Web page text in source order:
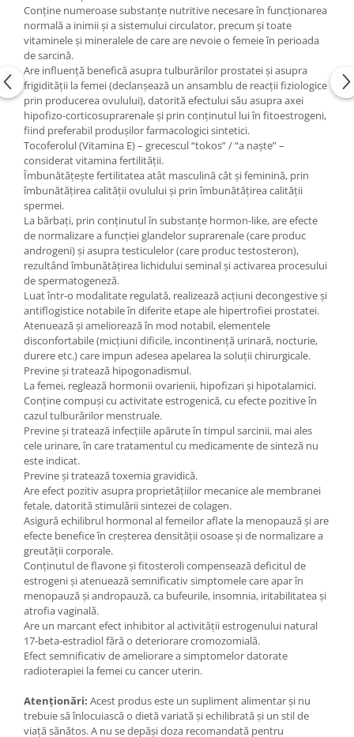
Conține numeroase substanțe nutritive necesare în funcționarea
normală a inimii și a sistemului circulator, precum și toate
vitaminele și mineralele de care are nevoie o femeie în perioada
de sarcină.
Are influență benefică asupra tulburărilor prostatei și asupra
frigidității la femei (declanșează un ansamblu de reacții fiziologice
prin producerea ovulului), datorită efectului său asupra axei
hipofizo-corticosuprarenale și prin conținutul lui în fitoestrogeni,
fiind preferabil produșilor farmacologici sintetici.
Tocoferolul (Vitamina E) – grecescul “tokos” / “a naște” –
considerat vitamina fertilității.
Îmbunătățește fertilitatea atât masculină cât şi feminină, prin
îmbunătățirea calității ovulului și prin îmbunătățirea calității
spermei.
La bărbaţi, prin conţinutul în substanţe hormon-like, are efecte
de normalizare a funcţiei glandelor suprarenale (care produc
androgeni) şi asupra testiculelor (care produc testosteron),
rezultând îmbunătățirea lichidului seminal și activarea procesului
de spermatogeneză.
Luat într-o modalitate regulată, realizează acțiuni decongestive și
antiflogistice notabile în diferite etape ale hipertrofiei prostatei.
Atenuează și ameliorează în mod notabil, elementele
disconfortabile (micțiuni dificile, incontinență urinară, nocturie,
durere etc.) care impun adesea apelarea la soluții chirurgicale.
Previne şi tratează hipogonadismul.
La femei, reglează hormonii ovarienii, hipofizari şi hipotalamici.
Conţine compuşi cu activitate estrogenică, cu efecte pozitive în
cazul tulburărilor menstruale.
Previne și tratează infecțiile apărute în timpul sarcinii, mai ales
cele urinare, în care tratamentul cu medicamente de sinteză nu
este indicat.
Previne și tratează toxemia gravidică.
Are efect pozitiv asupra proprietățiilor mecanice ale membranei
fetale, datorită stimulării sintezei de colagen.
Asigură echilibrul hormonal al femeilor aflate la menopauză și are
efecte benefice în creșterea densității osoase și de normalizare a
greutății corporale.
Conținutul de flavone și fitosteroli compensează deficitul de
estrogeni și atenuează semnificativ simptomele care apar în
menopauză și andropauză, ca bufeurile, insomnia, iritabilitatea și
atrofia vaginală.
Are un marcant efect inhibitor al activității estrogenului natural
17-beta-estradiol fără o deteriorare cromozomială.
Efect semnificativ de ameliorare a simptomelor datorate
radioterapiei la femei cu cancer uterin.
Atenționări: Acest produs este un supliment alimentar și nu
trebuie să înlocuiască o dietă variată și echilibrată și un stil de
viață sănătos. A nu se depăși doza recomandată pentru